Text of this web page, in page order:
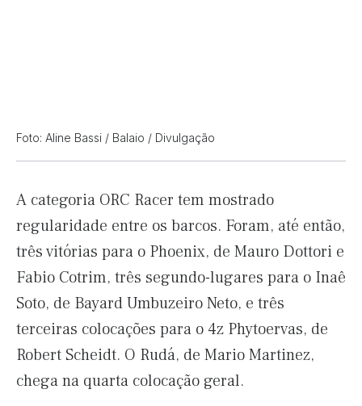
Foto: Aline Bassi / Balaio / Divulgação
A categoria ORC Racer tem mostrado
regularidade entre os barcos. Foram, até então,
três vitórias para o Phoenix, de Mauro Dottori e
Fabio Cotrim, três segundo-lugares para o Inaê
Soto, de Bayard Umbuzeiro Neto, e três
terceiras colocações para o 4z Phytoervas, de
Robert Scheidt. O Rudá, de Mario Martinez,
chega na quarta colocação geral.